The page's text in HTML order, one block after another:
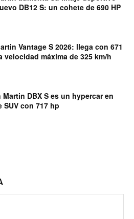
DB12 S: un cohete de 690 HP
Vantage S 2026: llega con 671
velocidad máxima de 325 km/h
Martin DBX S es un hypercar en
SUV con 717 hp